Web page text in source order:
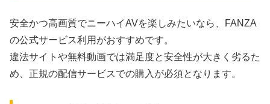
安全かつ高画質でニーハイAVを楽しみたいなら、FANZA
の公式サービス利用がおすすめです。
違法サイトや無料動画では満足度と安全性が大きく劣るた
め、正規の配信サービスでの購入が必須となります。